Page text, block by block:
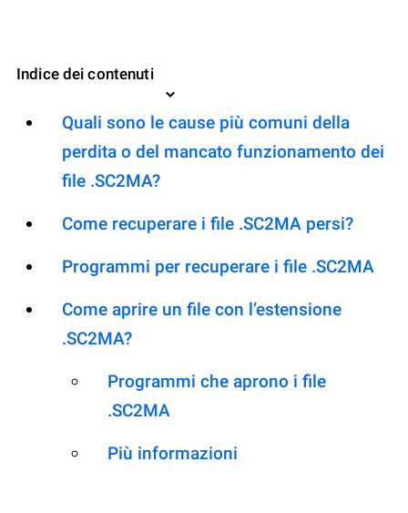
Indice dei contenuti
Quali sono le cause più comuni della
perdita o del mancato funzionamento dei
file .SC2MA?
Come recuperare i file .SC2MA persi?
Programmi per recuperare i file .SC2MA
Come aprire un file con l’estensione
.SC2MA?
Programmi che aprono i file
.SC2MA
Più informazioni